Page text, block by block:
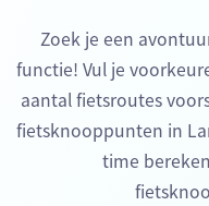
Zoek je een
functie! Vul je
aantal fietsroutes
fietsknooppunten in
time